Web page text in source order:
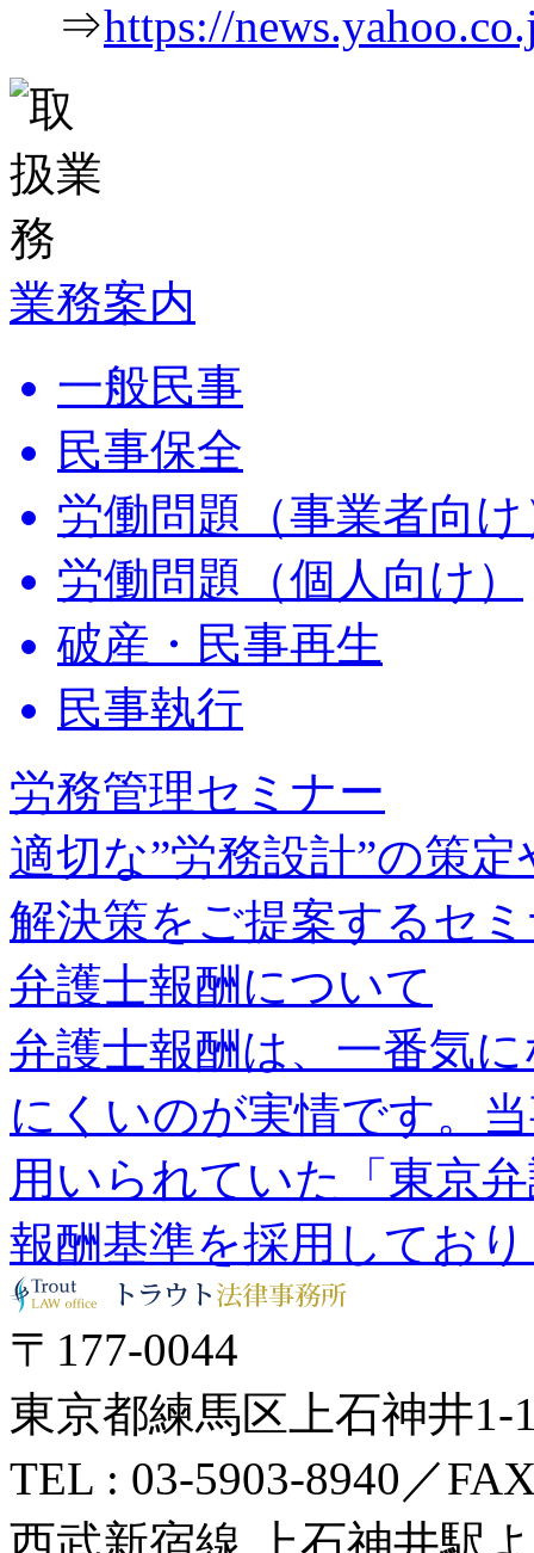
⇒https://
業務案内
一般民事
民事保全
労働問題（事業者向け
労働問題（個人向け）
破産・民事再生
民事執行
労務管理セミナー
適切な”労務設計”の策
解決策をご提案するセ
弁護士報酬について
弁護士報酬は、一番気
にくいのが実情です。
用いられていた「東京
報酬基準を採用してお
〒177-0044
東京都練馬区上石神井1-
TEL : 03-5903-8940／